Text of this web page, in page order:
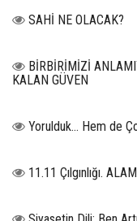
SAHİ NE OLACAK?
BİRBİRİMİZİ
KALAN GÜVEN
Yorulduk… Hem de
11.11 Çılgınlığı.